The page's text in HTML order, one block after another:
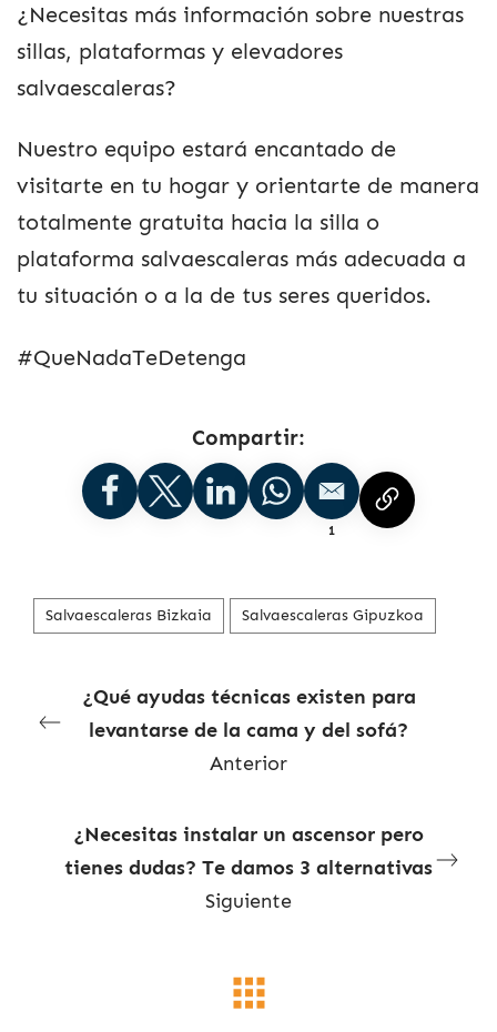
¿Necesitas más información sobre nuestras
sillas, plataformas y elevadores
salvaescaleras?
Nuestro equipo estará encantado de
visitarte en tu hogar y orientarte de manera
totalmente gratuita hacia la silla o
plataforma salvaescaleras más adecuada a
tu situación o a la de tus seres queridos.
#QueNadaTeDetenga
Compartir:
1
Salvaescaleras Bizkaia Salvaescaleras Gipuzkoa
¿Qué ayudas técnicas existen para
levantarse de la cama y del sofá?
Anterior
¿Necesitas instalar un ascensor pero
tienes dudas? Te damos 3 alternativas
Siguiente